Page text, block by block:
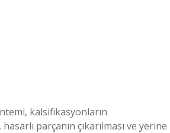
kalsifikasyonların
parçanın çıkarılması ve yerine